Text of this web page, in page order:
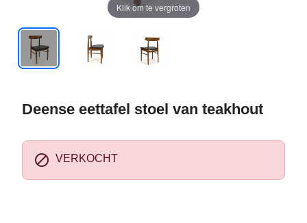
Klik om te vergroten
Deense eettafel stoel van teakhout
 VERKOCHT